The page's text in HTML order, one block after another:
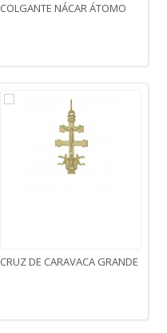
COLGANTE NÁCAR ÁTOMO
CRUZ DE CARAVACA GRANDE